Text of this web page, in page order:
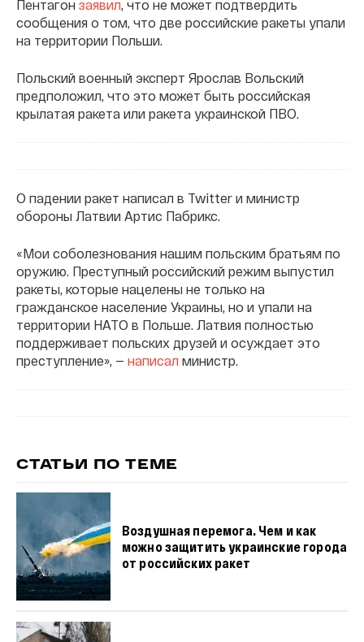
Пентагон заявил, что не может подтвердить
сообщения о том, что две российские ракеты упали
на территории Польши.
Польский военный эксперт Ярослав Вольский
предположил, что это может быть российская
крылатая ракета или ракета украинской ПВО.
О падении ракет написал в Twitter и министр
обороны Латвии Артис Пабрикс.
«Мои соболезнования нашим польским братьям по
оружию. Преступный российский режим выпустил
ракеты, которые нацелены не только на
гражданское население Украины, но и упали на
территории НАТО в Польше. Латвия полностью
поддерживает польских друзей и осуждает это
преступление», — написал министр.
СТАТЬИ ПО ТЕМЕ
Воздушная перемога. Чем и как
можно защитить украинские города
от российских ракет